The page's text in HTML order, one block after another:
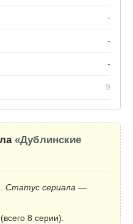
-
-
-
9
«Дублинские
Статус сериала —
8 серии).